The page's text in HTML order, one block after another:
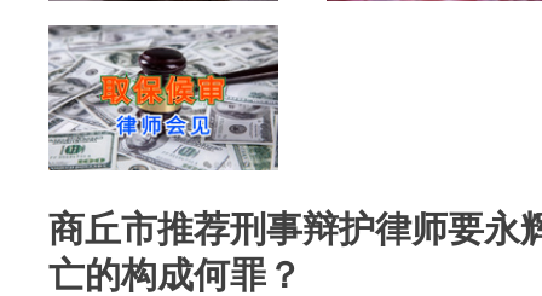
商丘市推荐刑事辩护律师要永
亡的构成何罪？